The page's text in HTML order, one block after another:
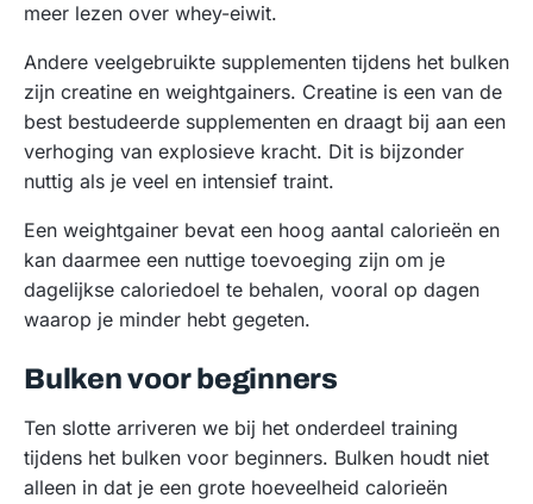
meer lezen over whey-eiwit.
Andere veelgebruikte supplementen tijdens het bulken
zijn creatine en weightgainers. Creatine is een van de
best bestudeerde supplementen en draagt bij aan een
verhoging van explosieve kracht. Dit is bijzonder
nuttig als je veel en intensief traint.
Een weightgainer bevat een hoog aantal calorieën en
kan daarmee een nuttige toevoeging zijn om je
dagelijkse caloriedoel te behalen, vooral op dagen
waarop je minder hebt gegeten.
Bulken voor beginners
Ten slotte arriveren we bij het onderdeel training
tijdens het bulken voor beginners. Bulken houdt niet
alleen in dat je een grote hoeveelheid calorieën